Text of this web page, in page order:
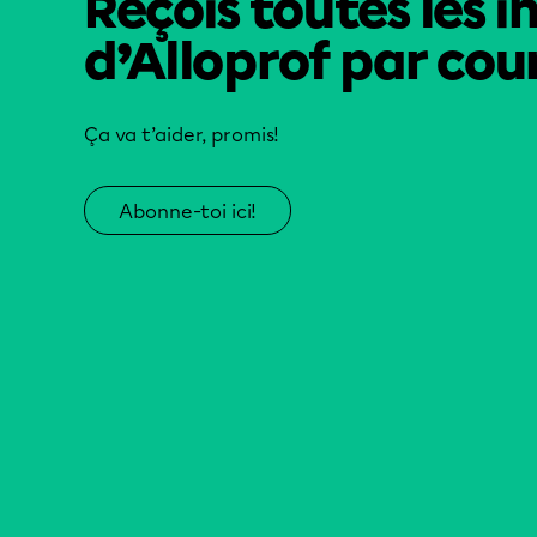
d’Alloprof par
Ça va t’aider, promis!
Abonne-toi ici!